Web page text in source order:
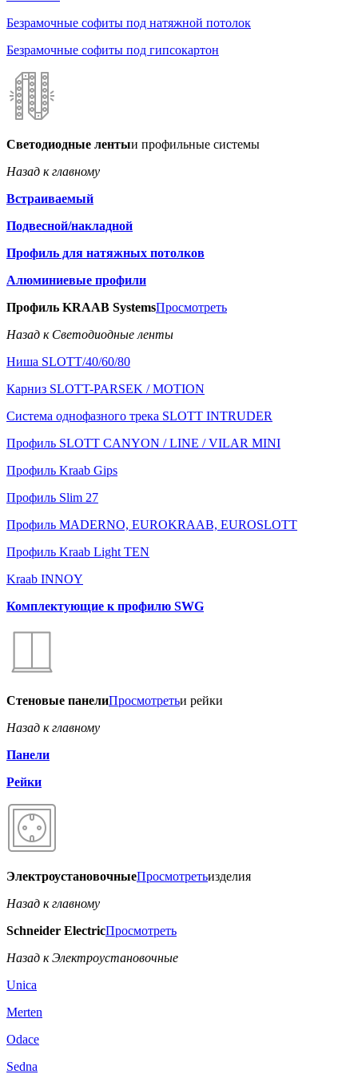
Безрамочные софиты под натяжной потолок
Безрамочные софиты под гипсокартон
Светодиодные лентыи профильные системы
Назад к главному
Встраиваемый
Подвесной/накладной
Профиль для натяжных потолков
Алюминиевые профили
Профиль KRAAB SystemsПросмотреть
Назад к Светодиодные ленты
Ниша SLOTT/40/60/80
Карниз SLOTT-PARSEK / MOTION
Система однофазного трека SLOTT INTRUDER
Профиль SLOTT CANYON / LINE / VILAR MINI
Профиль Kraab Gips
Профиль Slim 27
Профиль MADERNO, EUROKRAAB, EUROSLOTT
Профиль Kraab Light TEN
Kraab INNOY
Комплектующие к профилю SWG
Стеновые панелиПросмотретьи рейки
Назад к главному
Панели
Рейки
ЭлектроустановочныеПросмотретьизделия
Назад к главному
Schneider ElectricПросмотреть
Назад к Электроустановочные
Unica
Merten
Odace
Sedna